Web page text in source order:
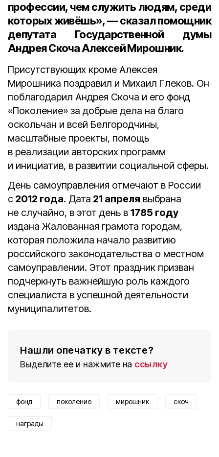
профессии, чем служить людям, среди
которых живёшь», — сказал помощник
депутата Государственной думы
Андрея Скоча Алексей Мирошник.
Присутствующих кроме Алексея
Мирошника поздравил и Михаил Глеков. Он
поблагодарил Андрея Скоча и его фонд
«Поколение» за добрые дела на благо
оскольчан и всей Белгородчины,
масштабные проекты, помощь
в реализации авторских программ
и инициатив, в развитии социальной сферы.
День самоуправления отмечают в России
с 2012 года. Дата 21 апреля выбрана
не случайно, в этот день в 1785 году
издана Жалованная грамота городам,
которая положила начало развитию
российского законодательства о местном
самоуправлении. Этот праздник призван
подчеркнуть важнейшую роль каждого
специалиста в успешной деятельности
муниципалитетов.
Нашли опечатку в тексте?
Выделите ее и нажмите на ссылку
фонд поколение мирошник скоч
награды